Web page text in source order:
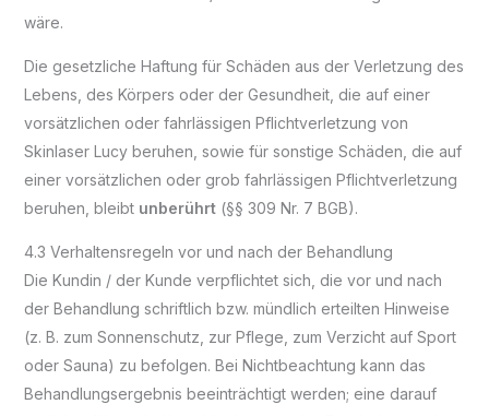
wäre.
Die gesetzliche Haftung für Schäden aus der Verletzung des
Lebens, des Körpers oder der Gesundheit, die auf einer
vorsätzlichen oder fahrlässigen Pflichtverletzung von
Skinlaser Lucy beruhen, sowie für sonstige Schäden, die auf
einer vorsätzlichen oder grob fahrlässigen Pflichtverletzung
beruhen, bleibt unberührt(§§ 309 Nr. 7 BGB).
4.3 Verhaltensregeln vor und nach der Behandlung
Die Kundin / der Kunde verpflichtet sich, die vor und nach
der Behandlung schriftlich bzw. mündlich erteilten Hinweise
(z. B. zum Sonnenschutz, zur Pflege, zum Verzicht auf Sport
oder Sauna) zu befolgen. Bei Nichtbeachtung kann das
Behandlungsergebnis beeinträchtigt werden; eine darauf